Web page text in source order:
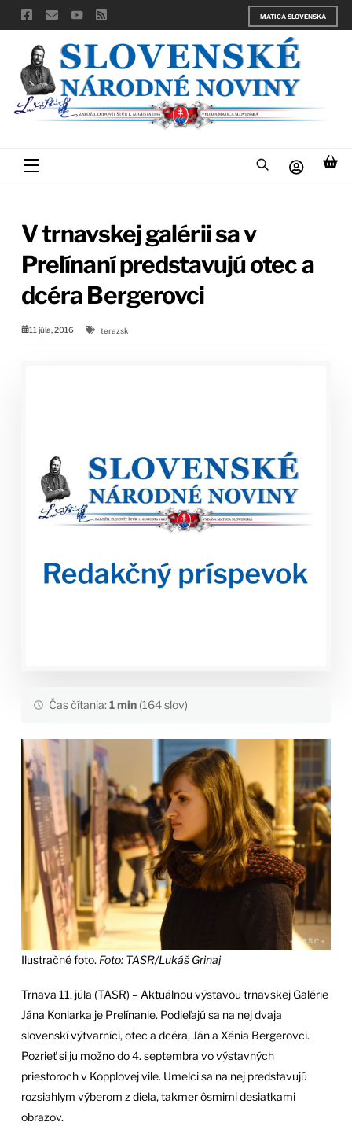
Skip
to
content
MATICA SLOVENSKÁ
Menu
V trnavskej galérii sa v
Prelínaní predstavujú otec a
dcéra Bergerovci
11 júla, 2016 terazsk
Čas čítania:1 min(164 slov)
Ilustračné foto. Foto: TASR/Lukáš Grinaj
Trnava 11. júla (TASR) – Aktuálnou výstavou trnavskej Galérie
Jána Koniarka je Prelínanie. Podieľajú sa na nej dvaja
slovenskí výtvarníci, otec a dcéra, Ján a Xénia Bergerovci.
Pozrieť si ju možno do 4. septembra vo výstavných
priestoroch v Kopplovej vile. Umelci sa na nej predstavujú
rozsiahlym výberom z diela, takmer ôsmimi desiatkami
obrazov.